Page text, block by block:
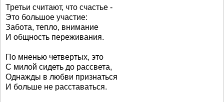
Третьи считают, что счастье -
Это большое участие:
Забота, тепло, внимание
И общность переживания.
По мненью четвертых, это
С милой сидеть до рассвета,
Однажды в любви признаться
И больше не расставаться.